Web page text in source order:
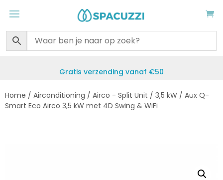
Gratis verzending vanaf €50
Home / Airconditioning / Airco - Split Unit / 3,5 kW / Aux Q-
Smart Eco Airco 3,5 kW met 4D Swing & WiFi